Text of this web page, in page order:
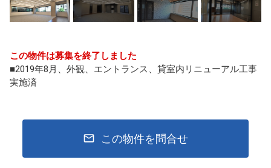
この物件は募集を終了しました
■2019年8月、外観、エントランス、貸室内リニューアル工事
実施済
この物件を問合せ